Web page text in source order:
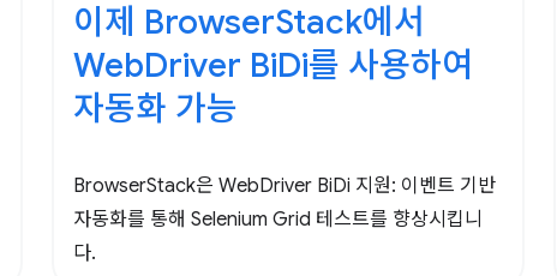
이제 BrowserStack에서
WebDriver BiDi를 사용하여
자동화 가능
BrowserStack은 WebDriver BiDi 지원: 이벤트 기반
자동화를 통해 Selenium Grid 테스트를 향상시킵니
다.